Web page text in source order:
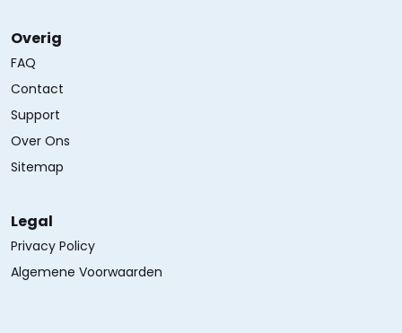
Overig
FAQ
Contact
Support
Over Ons
Sitemap
Legal
Privacy Policy
Algemene Voorwaarden